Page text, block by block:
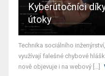
Kyberútočníci
útoky
Technika sociálního
využívají falešné chybové
nově objevuje i na webový [...]